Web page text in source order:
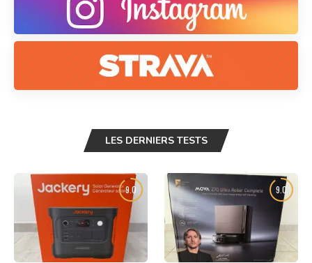
LES DERNIERS TESTS
9.0 9.0